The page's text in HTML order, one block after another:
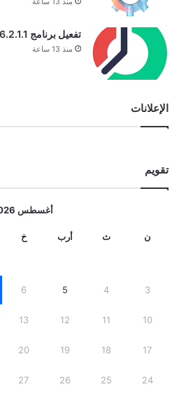
تفعيل برنامج ManicTime Pro 2026.2.1.1
منذ 13 ساعة
الإعلانات
تقويم
أغسطس 2026
ن ث أرب خ
3
4
5
6
10
11
12
13
17
18
19
20
24
25
26
27